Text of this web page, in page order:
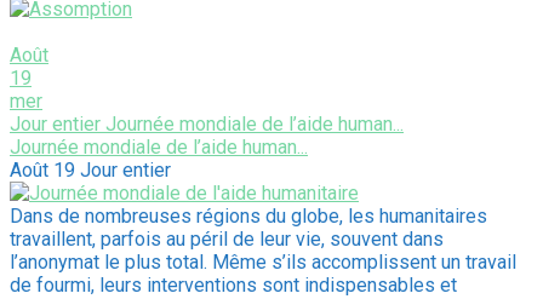
Août
19
mer
Jour entier Journée mondiale de l’aide human...
Journée mondiale de l’aide human...
Août 19 Jour entier
Dans de nombreuses régions du globe, les humanitaires
travaillent, parfois au péril de leur vie, souvent dans
l’anonymat le plus total. Même s’ils accomplissent un travail
de fourmi, leurs interventions sont indispensables et